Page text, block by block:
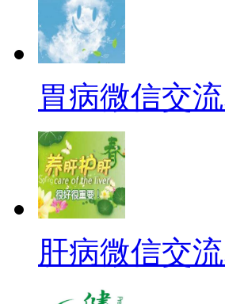
胃病微信交
肝病微信交